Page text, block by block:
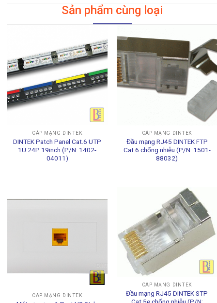
Sản phẩm cùng loại
CÁP MẠNG DINTEK
DINTEK Patch Panel Cat.6 UTP
1U 24P 19inch (P/N: 1402-
04011)
CÁP MẠNG DINTEK
Đầu mạng RJ45 DINTEK FTP
Cat.6 chống nhiễu (P/N: 1501-
88032)
CÁP MẠNG DINTEK
CÁP MẠNG DINTEK
Đầu mạng RJ45 DINTEK STP